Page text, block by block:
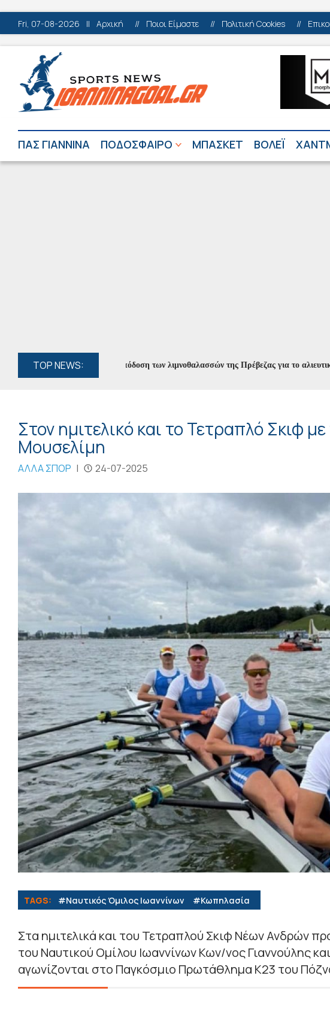
Fri, 07-08-2026 || Αρχική // Ποιοι Είμαστε // Πολιτική Cookies //
ΠΑΣ ΓΙΑΝΝΙΝΑ ΠΟΔΟΣΦΑΙΡΟ ΜΠΑΣΚΕΤ ΒΟΛΕΪ
TOP NEWS:
ο απολογισμός για την απόδοση των λιμνοθαλασσών της Πρέβεζας για το αλιευτικό έτος
Στον ημιτελικό και το Τετραπλό Σκιφ
Μουσελίμη
ΑΛΛΑ ΣΠΟΡ | 24-07-2025
TAGS: #Ναυτικός Όμιλος Ιωαννίνων #Κωπηλασία
Στα ημιτελικά και του Τετραπλού Σκιφ Νέων Ανδρών
του Ναυτικού Ομίλου Ιωαννίνων Κων/νος Γιαννούλης
αγωνίζονται στο Παγκόσμιο Πρωτάθλημα Κ23 του